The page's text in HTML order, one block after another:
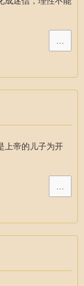
…
上帝的儿子为开
…